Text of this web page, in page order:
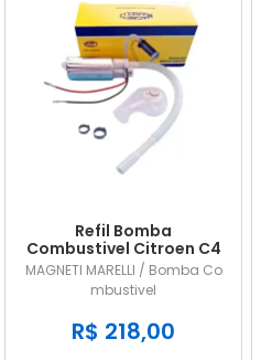
Refil Bomba
Combustivel Citroen C4
Pallas 2.0 2008 2009
2010 2011 2012 2013
MM224A
MAGNETI MARELLI / Bomba Co
mbustivel
R$ 218,00